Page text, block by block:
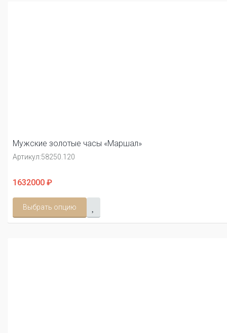
Мужские золотые часы «Маршал»
Артикул:58250.120
1632000 ₽
Выбрать опцию